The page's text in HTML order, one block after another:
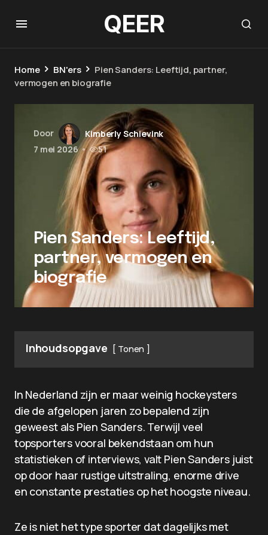
QEER
Home BN'ers
Pien Sanders: Leeftijd, partner,
vermogen en biografie
Door
Kimberly Schievink
7 mei 2026 • 51
Pien Sanders: Leeftijd,
partner, vermogen en
biografie
Inhoudsopgave Tonen
In Nederland zijn er maar weinig hockeysters
die de afgelopen jaren zo bepalend zijn
geweest als Pien Sanders. Terwijl veel
topsporters vooral bekendstaan om hun
statistieken of interviews, valt Pien Sanders juist
op door haar rustige uitstraling, enorme drive
en constante prestaties op het hoogste niveau.
Ze is niet het type sporter dat dagelijks met